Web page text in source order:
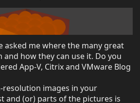
asked me where the many great
how they can use it. Do you
App-V, Citrix and VMware Blog
resolution images in your
and (or) parts of the pictures is